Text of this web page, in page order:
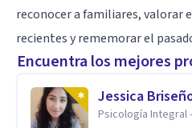
reconocer a familiares, valorar
recientes y rememorar el
Encuentra los mejores
Jessica
Psicología Integral